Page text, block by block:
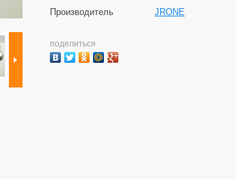
Производитель JRONE
поделиться